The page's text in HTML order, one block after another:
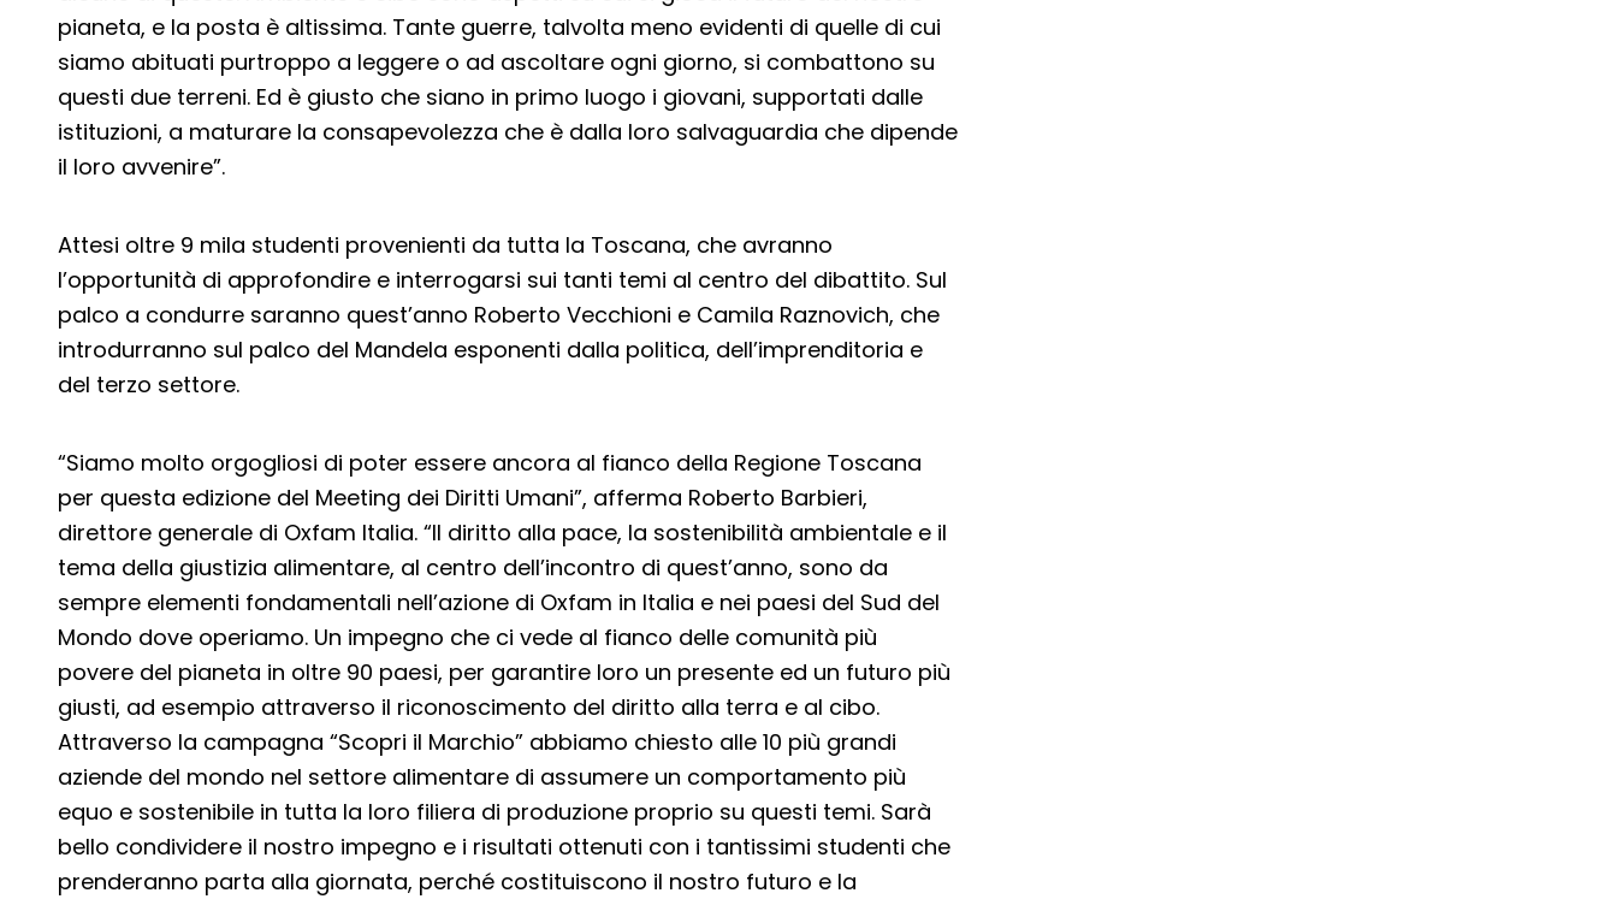
pianeta, e la posta è altissima. Tante guerre, talvolta meno evidenti di quelle di cui
siamo abituati purtroppo a leggere o ad ascoltare ogni giorno, si combattono su
questi due terreni. Ed è giusto che siano in primo luogo i giovani, supportati dalle
istituzioni, a maturare la consapevolezza che è dalla loro salvaguardia che dipende
il loro avvenire”.
Attesi oltre 9 mila studenti provenienti da tutta la Toscana, che avranno
l’opportunità di approfondire e interrogarsi sui tanti temi al centro del dibattito. Sul
palco a condurre saranno quest’anno Roberto Vecchioni e Camila Raznovich, che
introdurranno sul palco del Mandela esponenti dalla politica, dell’imprenditoria e
del terzo settore.
“Siamo molto orgogliosi di poter essere ancora al fianco della Regione Toscana
per questa edizione del Meeting dei Diritti Umani”, afferma Roberto Barbieri,
direttore generale di Oxfam Italia. “Il diritto alla pace, la sostenibilità ambientale e il
tema della giustizia alimentare, al centro dell’incontro di quest’anno, sono da
sempre elementi fondamentali nell’azione di Oxfam in Italia e nei paesi del Sud del
Mondo dove operiamo. Un impegno che ci vede al fianco delle comunità più
povere del pianeta in oltre 90 paesi, per garantire loro un presente ed un futuro più
giusti, ad esempio attraverso il riconoscimento del diritto alla terra e al cibo.
Attraverso la campagna “Scopri il Marchio” abbiamo chiesto alle 10 più grandi
aziende del mondo nel settore alimentare di assumere un comportamento più
equo e sostenibile in tutta la loro filiera di produzione proprio su questi temi. Sarà
bello condividere il nostro impegno e i risultati ottenuti con i tantissimi studenti che
prenderanno parta alla giornata, perché costituiscono il nostro futuro e la